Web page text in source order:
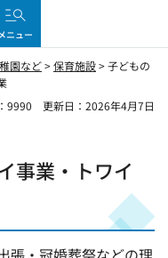
ニュー
園など>保育施設> 子どもの
9990
更新日：2026年4月7日
事業・トワイ